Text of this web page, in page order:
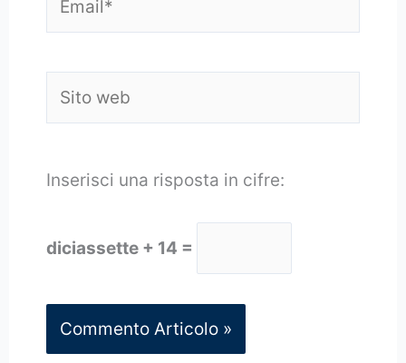
web
Inserisci una risposta in cifre:
diciassette + 14 =